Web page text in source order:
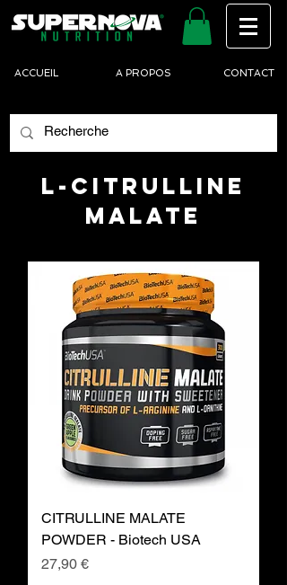
ACCUEIL A PROPOS CONTACT
L-CITRULLINE
MALATE
CITRULLINE MALATE
POWDER - Biotech USA
Prix
27,90 €